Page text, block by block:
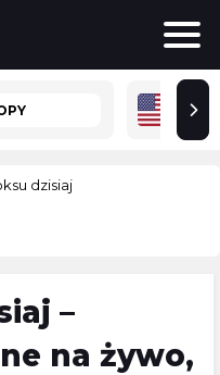
dzisiaj
–
na żywo,